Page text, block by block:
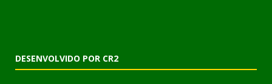
DESENVOLVIDO POR CR2